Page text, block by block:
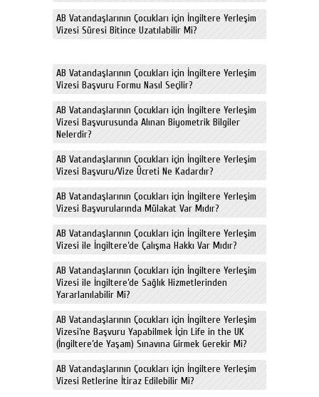
AB Vatandaşlarının Çocukları için İngiltere Yerleşim
Vizesi Süresi Bitince Uzatılabilir Mi?
AB Vatandaşlarının Çocukları için İngiltere Yerleşim
Vizesi Başvuru Formu Nasıl Seçilir?
AB Vatandaşlarının Çocukları için İngiltere Yerleşim
Vizesi Başvurusunda Alınan Biyometrik Bilgiler
Nelerdir?
AB Vatandaşlarının Çocukları için İngiltere Yerleşim
Vizesi Başvuru/Vize Ücreti Ne Kadardır?
AB Vatandaşlarının Çocukları için İngiltere Yerleşim
Vizesi Başvurularında Mülakat Var Mıdır?
AB Vatandaşlarının Çocukları için İngiltere Yerleşim
Vizesi ile İngiltere’de Çalışma Hakkı Var Mıdır?
AB Vatandaşlarının Çocukları için İngiltere Yerleşim
Vizesi ile İngiltere’de Sağlık Hizmetlerinden
Yararlanılabilir Mi?
AB Vatandaşlarının Çocukları için İngiltere Yerleşim
Vizesi’ne Başvuru Yapabilmek İçin Life in the UK
(İngiltere’de Yaşam) Sınavına Girmek Gerekir Mi?
AB Vatandaşlarının Çocukları için İngiltere Yerleşim
Vizesi Retlerine İtiraz Edilebilir Mi?